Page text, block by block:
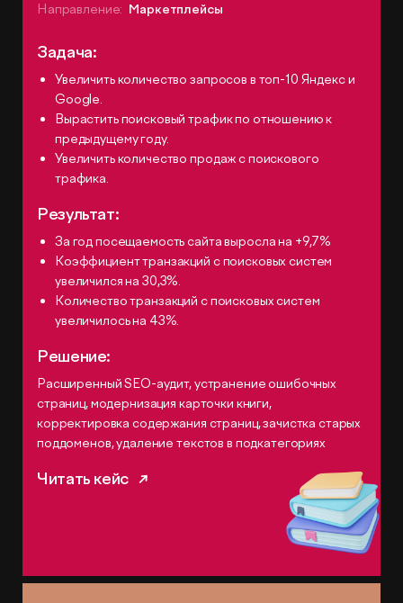
Направление: Маркетплейсы
Задача:
Увеличить количество запросов в топ-10 Яндекс и
Google.
Вырастить поисковый трафик по отношению к
предыдущему году.
Увеличить количество продаж с поискового
трафика.
Результат:
За год посещаемость сайта выросла на +9,7%
Коэффициент транзакций с поисковых систем
увеличился на 30,3%.
Количество транзакций с поисковых систем
увеличилось на 43%.
Решение:
Расширенный SEO-аудит, устранение ошибочных
страниц, модернизация карточки книги,
корректировка содержания страниц, зачистка старых
поддоменов, удаление текстов в подкатегориях
Читать кейс